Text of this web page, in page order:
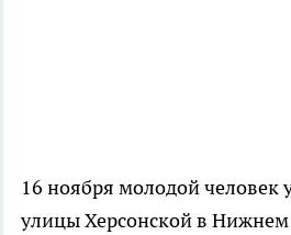
16 ноября молодой человек
улицы Херсонской в Нижнем